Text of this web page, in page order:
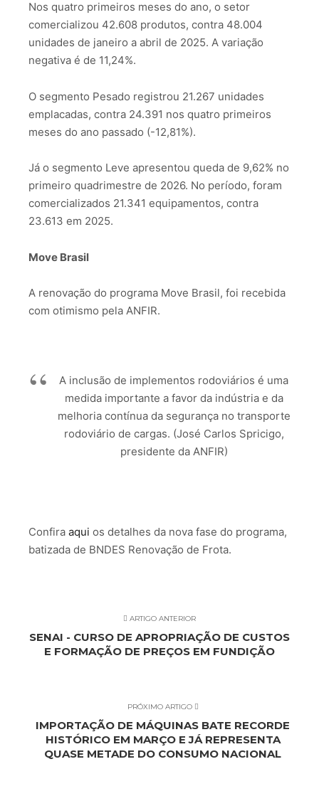
Nos quatro primeiros meses do ano, o setor
comercializou 42.608 produtos, contra 48.004
unidades de janeiro a abril de 2025. A variação
negativa é de 11,24%.
O segmento Pesado registrou 21.267 unidades
emplacadas, contra 24.391 nos quatro primeiros
meses do ano passado (-12,81%).
Já o segmento Leve apresentou queda de 9,62% no
primeiro quadrimestre de 2026. No período, foram
comercializados 21.341 equipamentos, contra
23.613 em 2025.
Move Brasil
A renovação do programa Move Brasil, foi recebida
com otimismo pela ANFIR.
A inclusão de implementos rodoviários é uma
medida importante a favor da indústria e da
melhoria contínua da segurança no transporte
rodoviário de cargas. (José Carlos Spricigo,
presidente da ANFIR)
Confira aqui os detalhes da nova fase do programa,
batizada de BNDES Renovação de Frota.
ARTIGO ANTERIOR
SENAI - CURSO DE APROPRIAÇÃO DE CUSTOS
E FORMAÇÃO DE PREÇOS EM FUNDIÇÃO
PRÓXIMO ARTIGO
IMPORTAÇÃO DE MÁQUINAS BATE RECORDE
HISTÓRICO EM MARÇO E JÁ REPRESENTA
QUASE METADE DO CONSUMO NACIONAL